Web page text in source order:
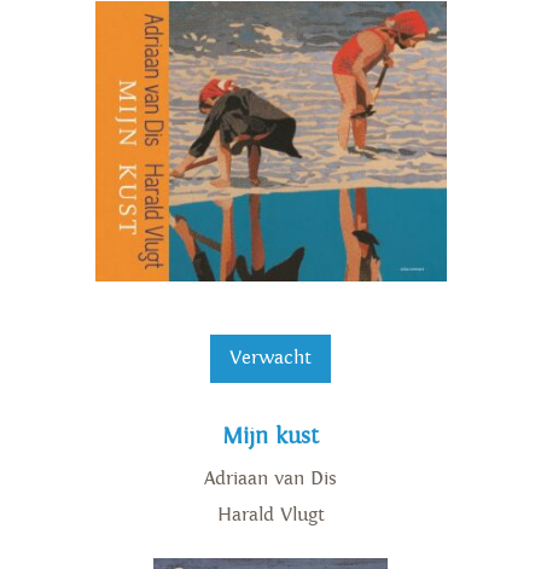
Verwacht
Mijn kust
Adriaan van Dis
Harald Vlugt